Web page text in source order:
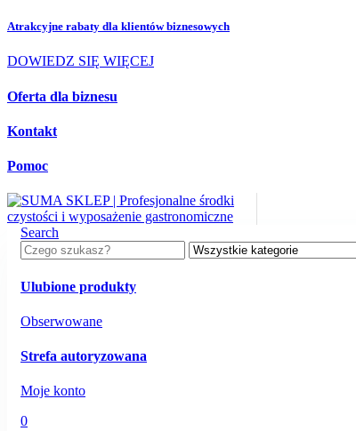
Atrakcyjne rabaty dla klientów biznesowych
DOWIEDZ SIĘ WIĘCEJ
Oferta dla biznesu
Kontakt
Pomoc
Search
Ulubione produkty
Obserwowane
Strefa autoryzowana
Moje konto
0